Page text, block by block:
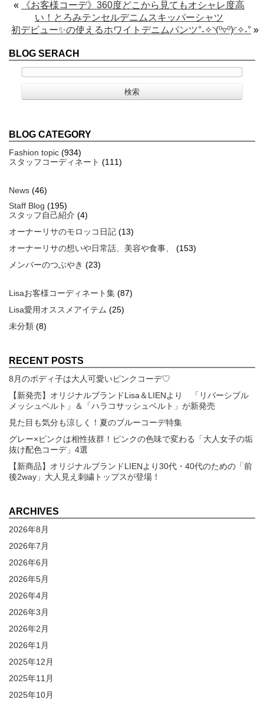
«
《お客様コーデ》360度どこから見てもオシャレ度高
い！とろみテンセルデニムスキッパーシャツ
初デビュー✨の使えるホワイトデニムパンツ°˖✧◝(⁰▿⁰)◜✧˖° »
BLOG SERACH
BLOG CATEGORY
Fashion topic (934)
スタッフコーディネート (111)
News (46)
Staff Blog (195)
スタッフ自己紹介 (4)
オーナーリサのモロッコ日記 (13)
オーナーリサの想いや日常話、美容や食事、
(153)
メンバーのつぶやき (23)
Lisaお客様コーディネート集 (87)
Lisa愛用オススメアイテム (25)
未分類 (8)
RECENT POSTS
8月のボディ子は大人可愛いピンクコーデ♡
【新発売】オリジナルブランドLisa＆LIENより 「リバーシブル
メッシュベルト」＆「ハラコサッシュベルト」が新発売
見た目も気分も涼しく！夏のブルーコーデ特集
グレー×ピンクは相性抜群！ピンクの色味で変わる「大人女子の垢
抜け配色コーデ」4選
【新商品】オリジナルブランドLIENより30代・40代のための「前
後2way」大人見え刺繍トップスが登場！
ARCHIVES
2026年8月
2026年7月
2026年6月
2026年5月
2026年4月
2026年3月
2026年2月
2026年1月
2025年12月
2025年11月
2025年10月